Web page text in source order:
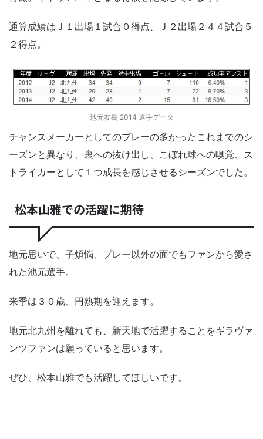
通算成績はＪ１出場１試合０得点、Ｊ２出場２４４試合５
２得点。
池元友樹 2014 選手データ
チャンスメーカーとしてのプレーの多かったこれまでのシ
ーズンと異なり、裏への抜け出し、こぼれ球への嗅覚、ス
トライカーとして１つ成長を感じさせるシーズンでした。
松本山雅での活躍に期待
地元思いで、子煩悩、プレー以外の面でもファンから愛さ
れた池元選手。
来季は３０歳、円熟期を迎えます。
地元北九州を離れても、新天地で活躍することをギラヴァ
ンツファンは願っていると思います。
ぜひ、松本山雅でも活躍してほしいです。